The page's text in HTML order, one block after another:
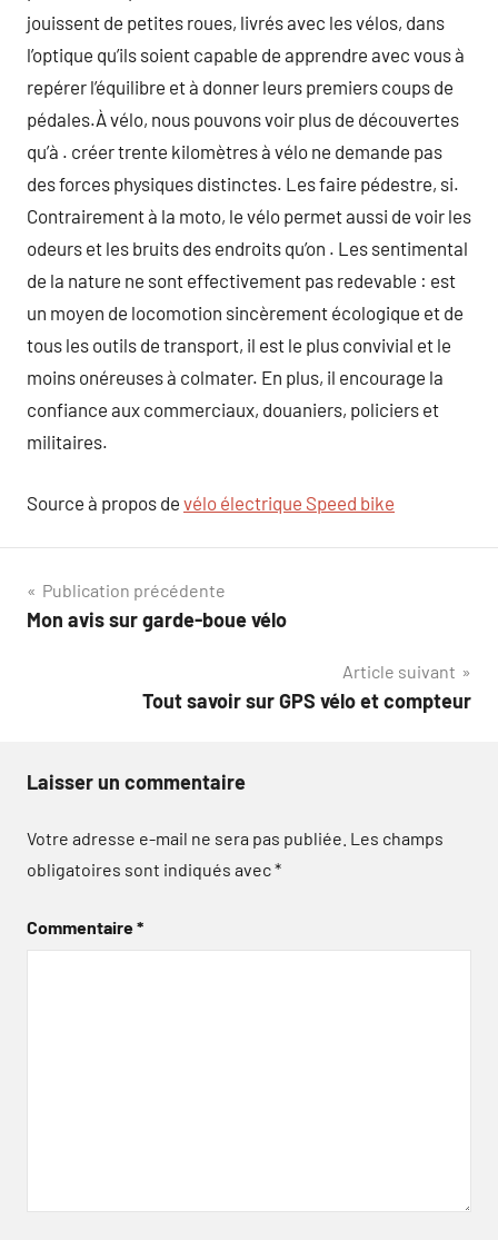
jouissent de petites roues, livrés avec les vélos, dans
l’optique qu’ils soient capable de apprendre avec vous à
repérer l’équilibre et à donner leurs premiers coups de
pédales.À vélo, nous pouvons voir plus de découvertes
qu’à . créer trente kilomètres à vélo ne demande pas
des forces physiques distinctes. Les faire pédestre, si.
Contrairement à la moto, le vélo permet aussi de voir les
odeurs et les bruits des endroits qu’on . Les sentimental
de la nature ne sont effectivement pas redevable : est
un moyen de locomotion sincèrement écologique et de
tous les outils de transport, il est le plus convivial et le
moins onéreuses à colmater. En plus, il encourage la
confiance aux commerciaux, douaniers, policiers et
militaires.
Source à propos de vélo électrique Speed bike
Navigation
de
Publication précédente
Mon avis sur garde-boue vélo
Article suivant
Tout savoir sur GPS vélo et compteur
Laisser un commentaire
Votre adresse e-mail ne sera pas publiée. Les champs
obligatoires sont indiqués avec*
Commentaire*